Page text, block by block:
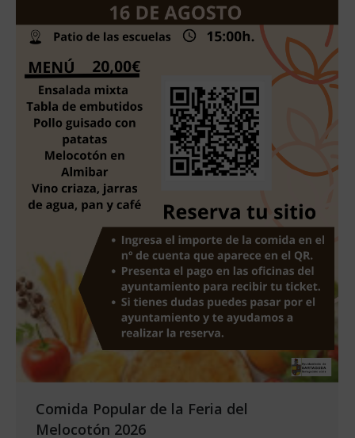
Comida Popular de la Feria del
Melocotón 2026